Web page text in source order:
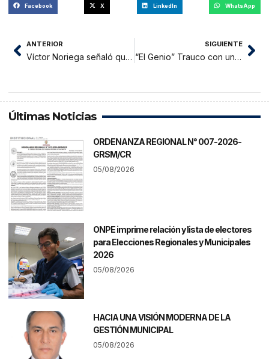
Facebook X LinkedIn WhatsApp
ANTERIOR
Víctor Noriega señaló que se hizo todo lo posible pero no logro cumplir el objetivo
SIGUIENTE
“El Genio” Trauco con un pie en San Lorenzo para jugar la Libertadores
Últimas Noticias
ORDENANZA REGIONAL N° 007-2026-
GRSM/CR
05/08/2026
ONPE imprime relación y lista de electores
para Elecciones Regionales y Municipales
2026
05/08/2026
HACIA UNA VISIÓN MODERNA DE LA
GESTIÓN MUNICIPAL
05/08/2026